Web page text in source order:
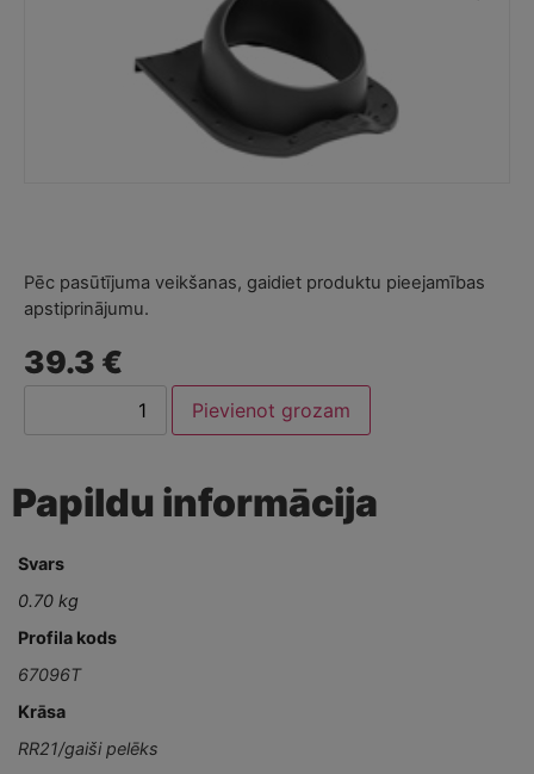
Pēc pasūtījuma veikšanas, gaidiet produktu pieejamības
apstiprinājumu.
39.3 €
Pievienot grozam
Papildu informācija
Svars
0.70 kg
Profila kods
67096T
Krāsa
RR21/gaiši pelēks